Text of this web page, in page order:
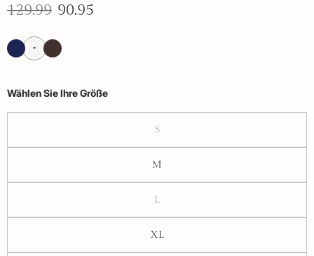
129.99 90.95
Wählen Sie Ihre Größe
S
M
L
XL